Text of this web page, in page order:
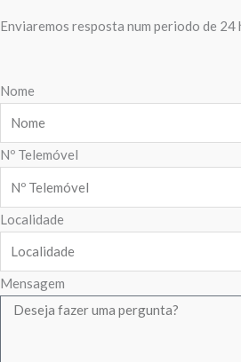
Enviaremos resposta num periodo de 24
Nome
Nº Telemóvel
Localidade
Mensagem